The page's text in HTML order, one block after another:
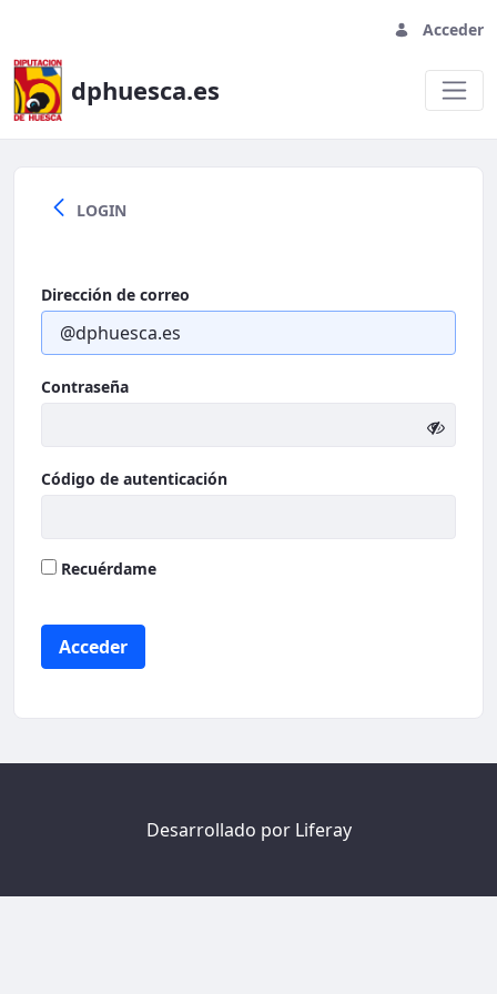
Acceder
dphuesca.es
Welcome
LOGIN
Dirección de correo
Contraseña
Código de autenticación
Recuérdame
Acceder
Desarrollado por Liferay